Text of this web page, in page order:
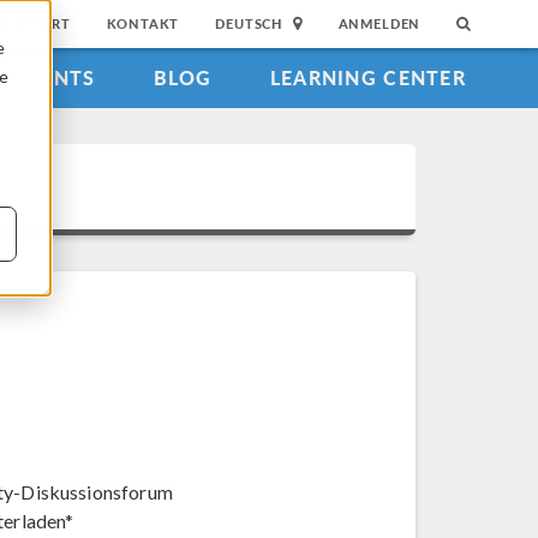
SUPPORT KONTAKT DEUTSCH ANMELDEN
EVENTS BLOG LEARNING CENTER
Diskussionsforum